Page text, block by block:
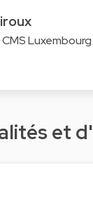
Luxembourg
et